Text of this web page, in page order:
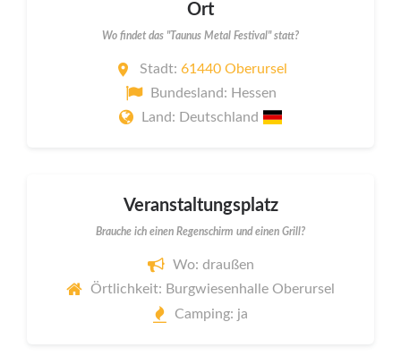
Ort
Wo findet das "Taunus Metal Festival" statt?
Stadt: 61440 Oberursel
Bundesland: Hessen
Land: Deutschland
Veranstaltungsplatz
Brauche ich einen Regenschirm und einen Grill?
Wo: draußen
Örtlichkeit: Burgwiesenhalle Oberursel
Camping: ja